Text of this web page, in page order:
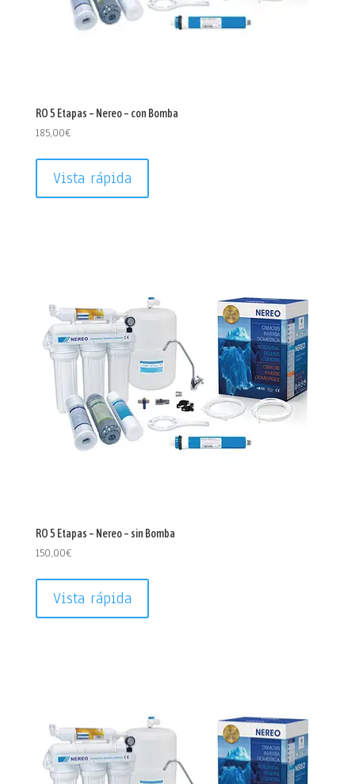
RO 5 Etapas – Nereo – con Bomba
185,00€
Vista rápida
RO 5 Etapas – Nereo – sin Bomba
150,00€
Vista rápida